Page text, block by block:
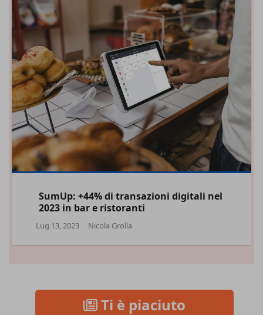
SumUp: +44% di transazioni digitali nel
2023 in bar e ristoranti
Lug 13, 2023 Nicola Grolla
Ti è piaciuto